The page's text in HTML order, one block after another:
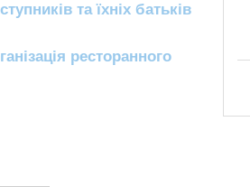
та їхніх батьків
ресторанного